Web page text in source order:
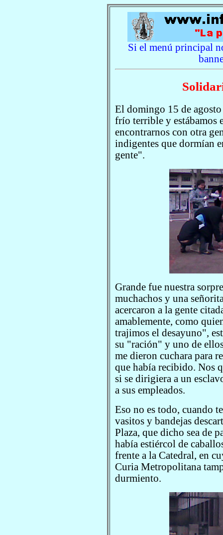
Si el menú principal
El domingo 15 de agosto
frío terrible y estábamos
encontrarnos con otra
indigentes que dormían
gente".
Grande fue nuestra
muchachos y una
acercaron a la gente
amablemente, como
trajimos el desayuno",
su "ración" y uno de
me dieron cuchara para
que había recibido. Nos
si se dirigiera a un
a sus empleados.
Eso no es todo, cuando
vasitos y bandejas
Plaza, que dicho sea de
había estiércol de
frente a la Catedral, en
Curia Metropolitana
durmiento.